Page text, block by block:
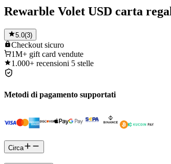
Rewarble Volet USD carta
5.0(3)
Checkout sicuro
1M+ gift card vendute
1.000+ recensioni 5 stelle
Metodi di pagamento supportati
Circa